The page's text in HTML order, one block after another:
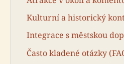
Kulturní a historický
Integrace s městskou
Často kladené otázky